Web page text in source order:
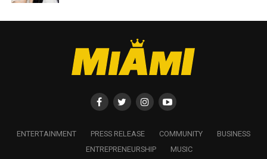
ENTERTAINMENT PRESS RELEASE COMMUNITY
BUSINESS
ENTREPRENEURSHIP
MUSIC